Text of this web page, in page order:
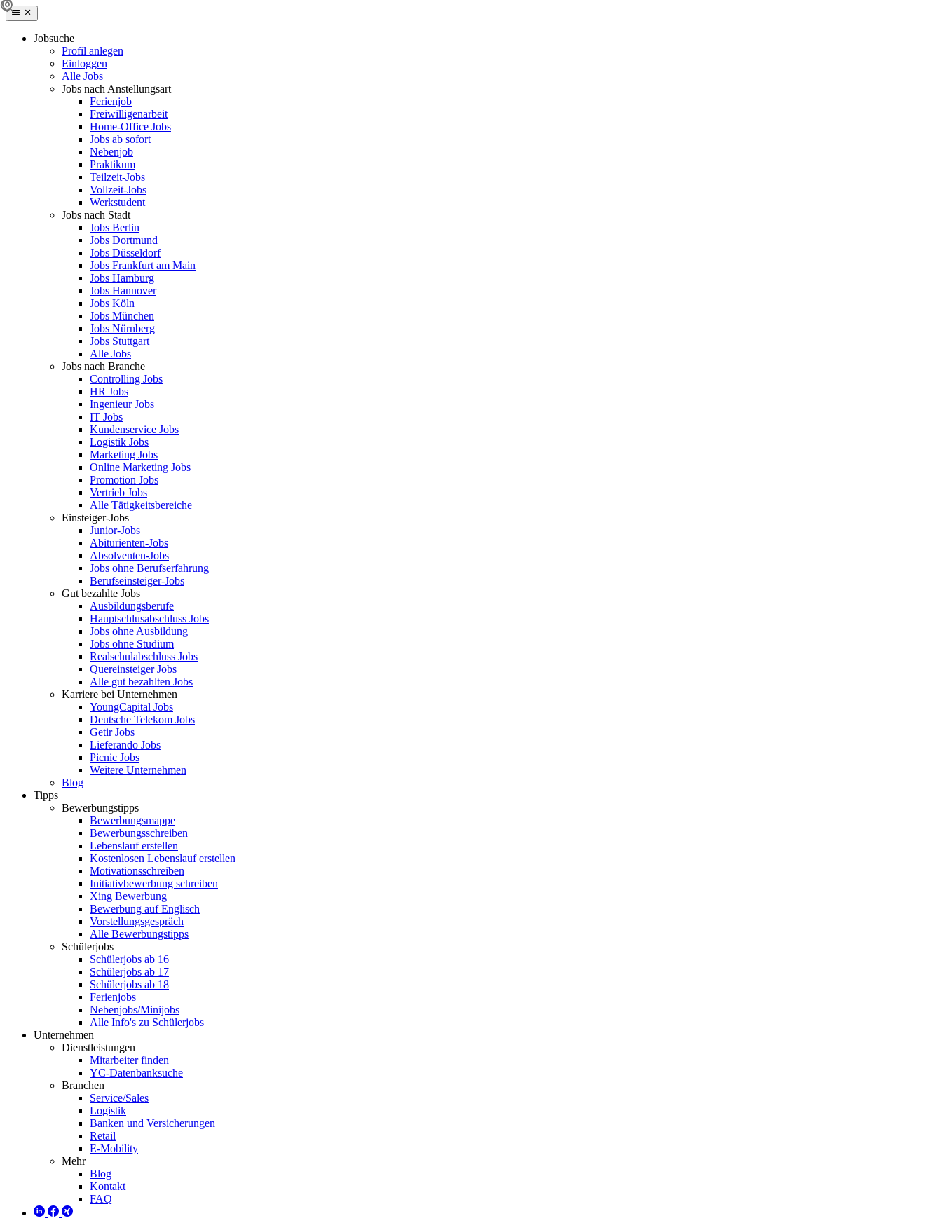
Jobsuche
Profil anlegen
Einloggen
Alle Jobs
Jobs nach Anstellungsart
Ferienjob
Freiwilligenarbeit
Home-Office Jobs
Jobs ab sofort
Nebenjob
Praktikum
Teilzeit-Jobs
Vollzeit-Jobs
Werkstudent
Jobs nach Stadt
Jobs Berlin
Jobs Dortmund
Jobs Düsseldorf
Jobs Frankfurt am Main
Jobs Hamburg
Jobs Hannover
Jobs Köln
Jobs München
Jobs Nürnberg
Jobs Stuttgart
Alle Jobs
Jobs nach Branche
Controlling Jobs
HR Jobs
Ingenieur Jobs
IT Jobs
Kundenservice Jobs
Logistik Jobs
Marketing Jobs
Online Marketing Jobs
Promotion Jobs
Vertrieb Jobs
Alle Tätigkeitsbereiche
Einsteiger-Jobs
Junior-Jobs
Abiturienten-Jobs
Absolventen-Jobs
Jobs ohne Berufserfahrung
Berufseinsteiger-Jobs
Gut bezahlte Jobs
Ausbildungsberufe
Hauptschlusabschluss Jobs
Jobs ohne Ausbildung
Jobs ohne Studium
Realschulabschluss Jobs
Quereinsteiger Jobs
Alle gut bezahlten Jobs
Karriere bei Unternehmen
YoungCapital Jobs
Deutsche Telekom Jobs
Getir Jobs
Lieferando Jobs
Picnic Jobs
Weitere Unternehmen
Blog
Tipps
Bewerbungstipps
Bewerbungsmappe
Bewerbungsschreiben
Lebenslauf erstellen
Kostenlosen Lebenslauf erstellen
Motivationsschreiben
Initiativbewerbung schreiben
Xing Bewerbung
Bewerbung auf Englisch
Vorstellungsgespräch
Alle Bewerbungstipps
Schülerjobs
Schülerjobs ab 16
Schülerjobs ab 17
Schülerjobs ab 18
Ferienjobs
Nebenjobs/Minijobs
Alle Info's zu Schülerjobs
Unternehmen
Dienstleistungen
Mitarbeiter finden
YC-Datenbanksuche
Branchen
Service/Sales
Logistik
Banken und Versicherungen
Retail
E-Mobility
Mehr
Blog
Kontakt
FAQ